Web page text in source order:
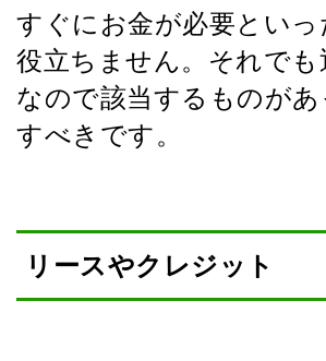
すぐにお金が必要とい
役立ちません。それで
なので該当するものが
すべきです。
リースやクレジット